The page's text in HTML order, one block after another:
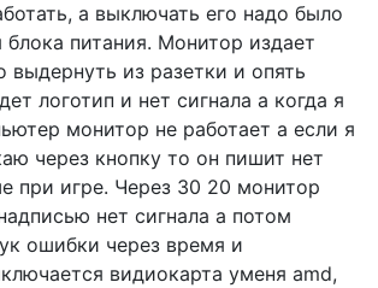
а выключать его надо было
питания. Монитор издает
выдернуть из разетки и опять
логотип и нет сигнала а когда я
монитор не работает а если я
через кнопку то он пишит нет
при игре. Через 30 20 монитор
нет сигнала а потом
ошибки через время и
видиокарта уменя amd,